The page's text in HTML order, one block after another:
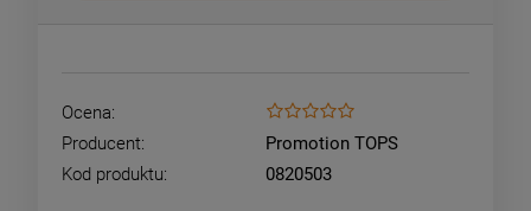
Ocena:
Producent:
Promotion TOPS
Kod produktu:
0820503